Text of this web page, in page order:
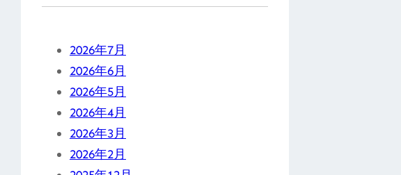
2026年7月
2026年6月
2026年5月
2026年4月
2026年3月
2026年2月